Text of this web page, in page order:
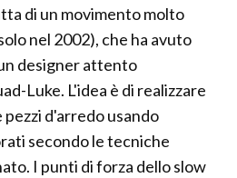
di un movimento molto
nel 2002), che ha avuto
designer attento
Luke. L'idea è di realizzare
d'arredo usando
secondo le tecniche
I punti di forza dello slow